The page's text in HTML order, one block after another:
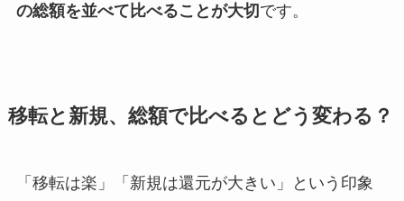
の総額を並べて比べることが大切です。
移転と新規、総額で比べるとどう変わる？
「移転は楽」「新規は還元が大きい」という印象